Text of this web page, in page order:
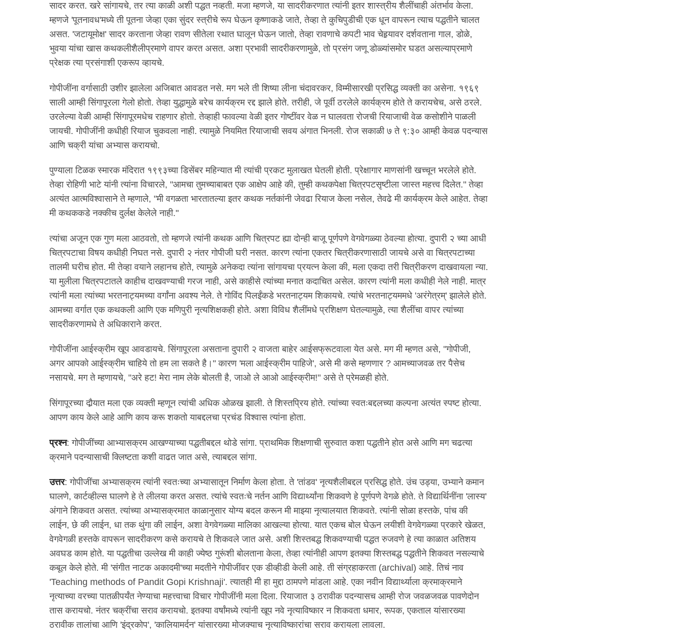
सादर करत. खरे सांगायचे, तर त्या काळी अशी पद्धत नव्हती. मजा म्हणजे, या सादरीकरणात त्यांनी इतर शास्त्रीय शैलींचाही अंतर्भाव केला.
म्हणजे 'पूतनावध'मध्ये ती पूतना जेव्हा एका सुंदर स्त्रीचे रूप घेऊन कृष्णाकडे जाते, तेव्हा ते कुचिपुडीची एक धून वापरून त्याच पद्धतीने चालत
असत. 'जटायूमोक्ष' सादर करताना जेव्हा रावण सीतेला रथात घालून घेऊन जातो, तेव्हा रावणाचे कपटी भाव चेहर्‍यावर दर्शवताना गाल, डोळे,
भुवया यांचा खास कथकलीशैलीप्रमाणे वापर करत असत. अशा प्रभावी सादरीकरणामुळे, तो प्रसंग जणू डोळ्यांसमोर घडत असल्याप्रमाणे
प्रेक्षक त्या प्रसंगाशी एकरूप व्हायचे.
गोपीजींना वर्गासाठी उशीर झालेला अजिबात आवडत नसे. मग भले ती शिष्या लीना चंदावरकर, विम्मीसारखी प्रसिद्ध व्यक्ती का असेना. १९६९
साली आम्ही सिंगापूरला गेलो होतो. तेव्हा युद्धामुळे बरेच कार्यक्रम रद्द झाले होते. तरीही, जे पूर्वी ठरलेले कार्यक्रम होते ते करायचेच, असे ठरले.
उरलेल्या वेळी आम्ही सिंगापूरमधेच राहणार होतो. तेव्हाही फावल्या वेळी इतर गोष्टींवर वेळ न घालवता रोजची रियाजाची वेळ कसोशीने पाळली
जायची. गोपीजींनी कधीही रियाज चुकवला नाही. त्यामुळे नियमित रियाजाची सवय अंगात भिनली. रोज सकाळी ७ ते ९:३० आम्ही केवळ पदन्यास
आणि चक्री यांचा अभ्यास करायचो.
पुण्याला टिळक स्मारक मंदिरात १९९३च्या डिसेंबर महिन्यात मी त्यांची प्रकट मुलाखत घेतली होती. प्रेक्षागार माणसांनी खच्चून भरलेले होते.
तेव्हा रोहिणी भाटे यांनी त्यांना विचारले, "आमचा तुमच्याबाबत एक आक्षेप आहे की, तुम्ही कथकपेक्षा चित्रपटसृष्टीला जास्त महत्त्व दिलेत." तेव्हा
अत्यंत आत्मविश्वासाने ते म्हणाले, "मी वगळता भारतातल्या इतर कथक नर्तकांनी जेवढा रियाज केला नसेल, तेवढे मी कार्यक्रम केले आहेत. तेव्हा
मी कथककडे नक्कीच दुर्लक्ष केलेले नाही."
त्यांचा अजून एक गुण मला आठवतो, तो म्हणजे त्यांनी कथक आणि चित्रपट ह्या दोन्ही बाजू पूर्णपणे वेगवेगळ्या ठेवल्या होत्या. दुपारी २ च्या आधी
चित्रपटाचा विषय कधीही निघत नसे. दुपारी २ नंतर गोपीजी घरी नसत. कारण त्यांना एकतर चित्रीकरणासाठी जायचे असे वा चित्रपटाच्या
तालमी घरीच होत. मी तेव्हा वयाने लहानच होते, त्यामुळे अनेकदा त्यांना सांगायचा प्रयत्न केला की, मला एकदा तरी चित्रीकरण दाखवायला न्या.
या मुलीला चित्रपटातले काहीच दाखवण्याची गरज नाही, असे काहीसे त्यांच्या मनात कदाचित असेल. कारण त्यांनी मला कधीही नेले नाही. मात्र
त्यांनी मला त्यांच्या भरतनाट्यमच्या वर्गांना अवश्य नेले. ते गोविंद पिलईंकडे भरतनाट्यम शिकायचे. त्यांचे भरतनाट्यममधे 'अरंगेत्रम्' झालेले होते.
आमच्या वर्गात एक कथकली आणि एक मणिपुरी नृत्यशिक्षकही होते. अशा विविध शैलींमधे प्रशिक्षण घेतल्यामुळे, त्या शैलींचा वापर त्यांच्या
सादरीकरणामधे ते अधिकाराने करत.
गोपीजींना आईस्क्रीम खूप आवडायचे. सिंगापूरला असताना दुपारी २ वाजता बाहेर आईसफ्रूटवाला येत असे. मग मी म्हणत असे, "गोपीजी,
अगर आपको आईस्क्रीम चाहिये तो हम ला सकते है।" कारण 'मला आईस्क्रीम पाहिजे', असे मी कसे म्हणणार ? आमच्याजवळ तर पैसेच
नसायचे. मग ते म्हणायचे, "अरे हट! मेरा नाम लेके बोलती है, जाओ ले आओ आईस्क्रीम!" असे ते प्रेमळही होते.
सिंगापूरच्या दौर्‍यात मला एक व्यक्ती म्हणून त्यांची अधिक ओळख झाली. ते शिस्तप्रिय होते. त्यांच्या स्वतःबद्दलच्या कल्पना अत्यंत स्पष्ट होत्या.
आपण काय केले आहे आणि काय करू शकतो याबद्दलचा प्रचंड विश्वास त्यांना होता.
प्रश्न: गोपीजींच्या आभ्यासक्रम आखण्याच्या पद्धतीबद्दल थोडे सांगा. प्राथमिक शिक्षणाची सुरुवात कशा पद्धतीने होत असे आणि मग चढत्या
क्रमाने पदन्यासाची क्लिष्टता कशी वाढत जात असे, त्याबद्दल सांगा.
उत्तर: गोपीजींचा अभ्यासक्रम त्यांनी स्वतःच्या अभ्यासातून निर्माण केला होता. ते 'तांडव' नृत्यशैलीबद्दल प्रसिद्ध होते. उंच उड्या, उभ्याने कमान
घालणे, कार्टव्हील्स घालणे हे ते लीलया करत असत. त्यांचे स्वतःचे नर्तन आणि विद्यार्थ्यांना शिकवणे हे पूर्णपणे वेगळे होते. ते विद्यार्थिनींना 'लास्य'
अंगाने शिकवत असत. त्यांच्या अभ्यासक्रमात काळानुसार योग्य बदल करून मी माझ्या नृत्यालयात शिकवते. त्यांनी सोळा हस्तके, पांच की
लाईन, छे की लाईन, धा तक थुंगा की लाईन, अशा वेगवेगळ्या मालिका आखल्या होत्या. यात एकच बोल घेऊन लयीशी वेगवेगळ्या प्रकारे खेळत,
वेगवेगळी हस्तके वापरून सादरीकरण कसे करायचे ते शिकवले जात असे. अशी शिस्तबद्ध शिकवण्याची पद्धत रुजवणे हे त्या काळात अतिशय
अवघड काम होते. या पद्धतीचा उल्लेख मी काही ज्येष्ठ गुरूंशी बोलताना केला, तेव्हा त्यांनीही आपण इतक्या शिस्तबद्ध पद्धतीने शिकवत नसल्याचे
कबूल केले होते. मी 'संगीत नाटक अकादमी'च्या मदतीने गोपीजींवर एक डीव्हीडी केली आहे. ती संग्रहाकरता (archival) आहे. तिचं नाव
'Teaching methods of Pandit Gopi Krishnaji'. त्यातही मी हा मुद्दा ठामपणे मांडला आहे. एका नवीन विद्यार्थ्याला क्रमाक्रमाने
नृत्याच्या वरच्या पातळीपर्यंत नेण्याचा महत्त्वाचा विचार गोपीजींनी मला दिला. रियाजात ३ ठरावीक पदन्यासच आम्ही रोज जवळजवळ पावणेदोन
तास करायचो. नंतर चक्रींचा सराव करायचो. इतक्या वर्षांमध्ये त्यांनी खूप नवे नृत्याविष्कार न शिकवता धमार, रूपक, एकताल यांसारख्या
ठरावीक तालांचा आणि 'इंद्रकोप', 'कालियामर्दन' यांसारख्या मोजक्याच नृत्याविष्कारांचा सराव करायला लावला.